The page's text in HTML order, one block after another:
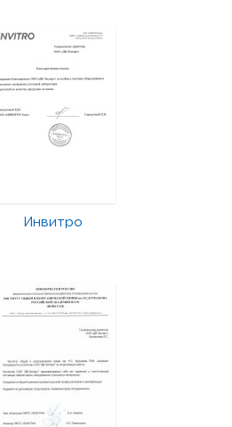
Инвитро